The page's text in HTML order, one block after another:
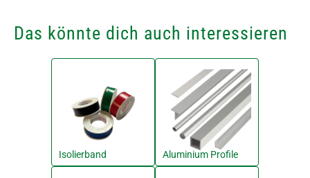
Das könnte dich auch interessieren
Isolierband Aluminium Profile